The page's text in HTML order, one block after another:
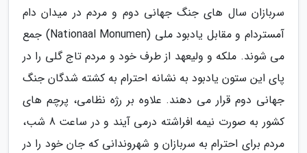
سربازان سال های جنگ جهانی دوم و مردم در میدان دام
آمستردام و مقابل یادبود ملی (Nationaal Monumen) جمع
می شوند. ملکه و ولیعهد از طرف خود و مردم تاج گلی را در
پای این ستون یادبود به نشانه احترام به کشته شدگان جنگ
جهانی دوم قرار می دهند. علاوه بر رژه نظامی، پرچم های
کشور به صورت نیمه افراشته درمی آیند و در ساعت 8 شب،
مردم برای احترام به سربازان و شهروندانی که جان خود را در